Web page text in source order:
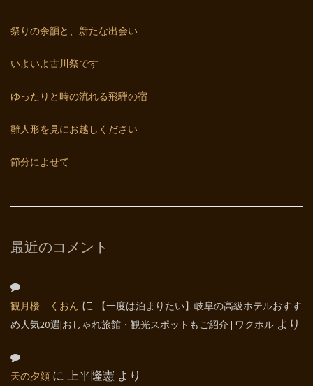
祭りの余韻と、新たな出会い
いよいよ古川祭です
ゆったりと時の流れる飛騨の宿
雛人形を見にお越しください
節分によせて
最近のコメント
観月楼 くおん に
【一度は泊まりたい】岐阜の高級ホテルおすす
め人気20選|おしゃれ旅館・観光スポットもご紹介 | ワクホル より
天の夕顔 に 上平隆憲 より